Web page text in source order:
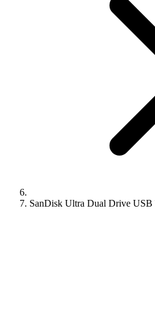
SanDisk Ultra Dual Drive